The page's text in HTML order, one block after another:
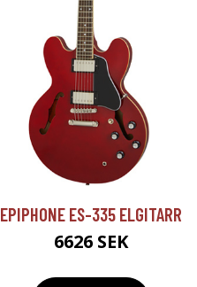
EPIPHONE ES-335 ELGITARR
6626 SEK